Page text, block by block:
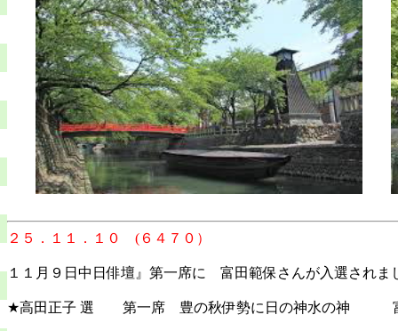
２５．１１．１０ (６４７０）
１１月９日中日俳壇』第一席に 富田範保さんが入選されま
★高田正子 選 第一席 豊の秋伊勢に日の神水の神